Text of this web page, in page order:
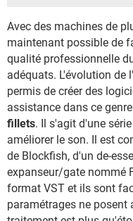
Avec des machines de
maintenant possible de
qualité professionnelle
adéquats. L'évolution de
permis de créer des
assistance dans ce
fillets. Il s'agit d'une
améliorer le son. Il est
de Blockfish, d'un de-
expanseur/gate nommé
format VST et ils sont
paramétrages ne posent